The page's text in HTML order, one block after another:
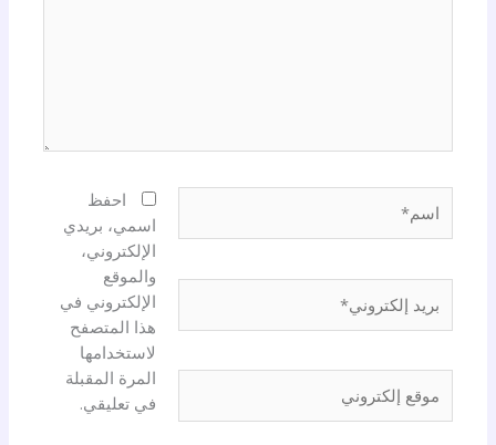
إلكتروني*
إلكتروني
احفظ
اسمي، بريدي
الإلكتروني،
والموقع
الإلكتروني في
هذا المتصفح
لاستخدامها
المرة المقبلة
في تعليقي.